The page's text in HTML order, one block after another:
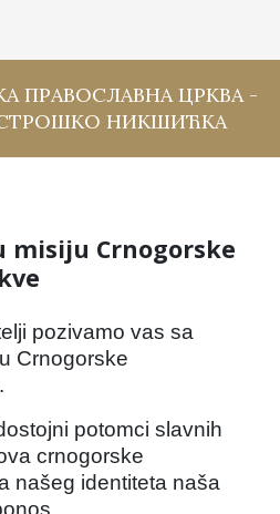
ПРАВОСЛАВНА ЦРКВА -
НИКШИЋКА
misiju Crnogorske
pozivamo vas sa
Crnogorske
potomci slavnih
crnogorske
našeg identiteta naša